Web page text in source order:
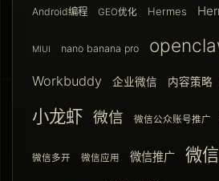
Android编程 GEO优化 Hermes
MIUI nano banana pro
Workbuddy 企业微信 内容策略
小龙虾 微信 微信公众账号推广
微信多开 微信应用 微信推广 微